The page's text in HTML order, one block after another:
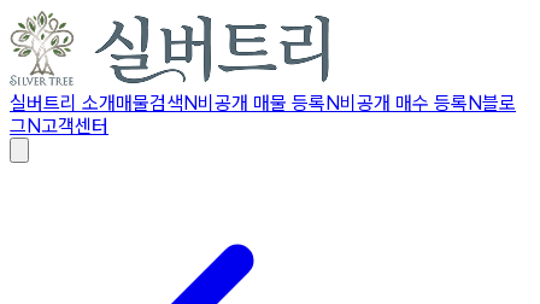
실버트리 소개매물검색N비공개 매물 등록N비공개 매수 등록N블로
그N고객센터